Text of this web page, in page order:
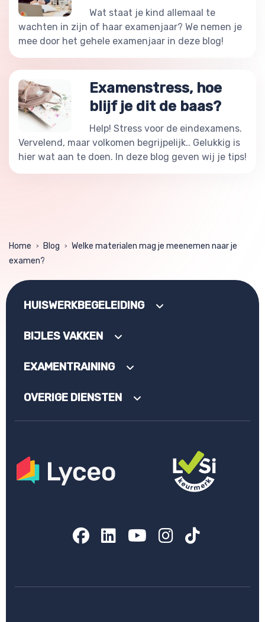
Wat staat je kind allemaal te
wachten in zijn of haar examenjaar? We nemen je
mee door het gehele examenjaar in deze blog!
Examenstress, hoe
blijf je dit de baas?
Help! Stress voor de eindexamens.
Vervelend, maar volkomen begrijpelijk.. Gelukkig is
hier wat aan te doen. In deze blog geven wij je tips!
Home > Blog >
Welke materialen mag je meenemen naar je
examen?
HUISWERKBEGELEIDING
BIJLES VAKKEN
EXAMENTRAINING
OVERIGE DIENSTEN
Facebook
LinkedIn
YouTube
Instagram
TikTok